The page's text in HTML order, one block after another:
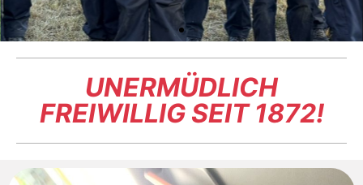
Unsere Mini-
Firefighter
UNERMÜDLICH
FREIWILLIG SEIT 1872!